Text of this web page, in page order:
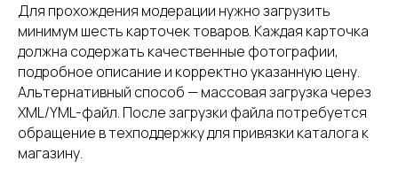
Для прохождения модерации нужно загрузить
минимум шесть карточек товаров. Каждая карточка
должна содержать качественные фотографии,
подробное описание и корректно указанную цену.
Альтернативный способ — массовая загрузка через
XML/YML-файл. После загрузки файла потребуется
обращение в техподдержку для привязки каталога к
магазину.